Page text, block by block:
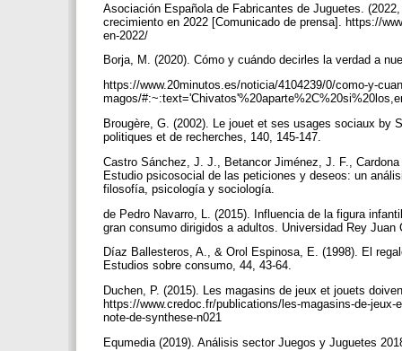
Asociación Española de Fabricantes de Juguetes.
crecimiento en 2022 [Comunicado de prensa]. https://
en-2022/
Borja, M. (2020). Cómo y cuándo decirles la verdad a
https://www.20minutos.es/noticia/4104239/0/como-y-
magos/
Brougère, G. (2002). Le jouet et ses usages sociaux by
politiques et de recherches, 140, 145-147.
Castro Sánchez, J. J., Betancor Jiménez, J. F.,
Estudio psicosocial de las peticiones y deseos: un
filosofía, psicología y sociología.
de Pedro Navarro, L. (2015). Influencia de la figura
gran consumo dirigidos a adultos. Universidad Rey Juan
Díaz Ballesteros, A., & Orol Espinosa, E. (1998). El
Estudios sobre consumo, 44, 43-64.
Duchen, P. (2015). Les magasins de jeux et jouets
https://www.credoc.fr/publications/les-magasins-de-
note-de-synthese-n021
Equmedia (2019). Análisis sector Juegos y Juguetes